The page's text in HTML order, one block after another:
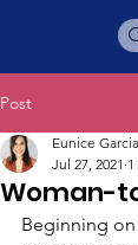
Post
Woman-
Eunice Garcia
Jul 27, 2021
Beginning